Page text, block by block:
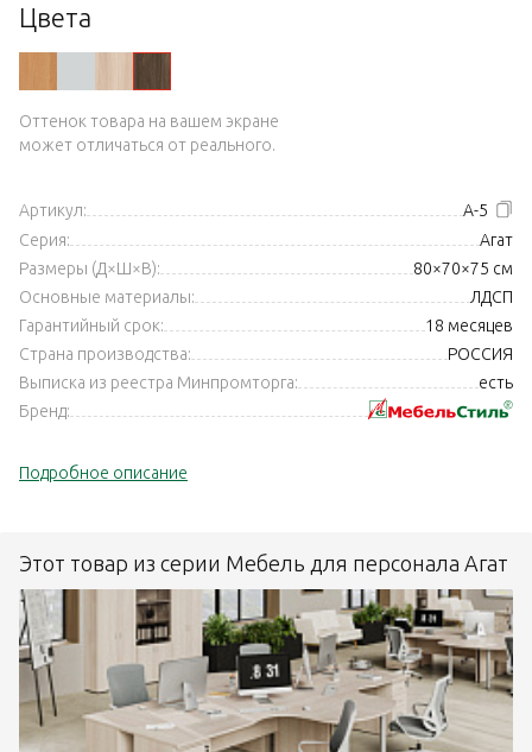
Цвета
Оттенок товара на вашем экране
может отличаться от реального.
Артикул:
А-5
Серия:
Агат
Размеры (Д×Ш×В):
80×70×75 см
Основные материалы:
ЛДСП
Гарантийный срок:
18 месяцев
Страна производства:
РОССИЯ
Выписка из реестра Минпромторга:
есть
Бренд:
Подробное описание
Этот товар из серии Мебель для персонала Агат